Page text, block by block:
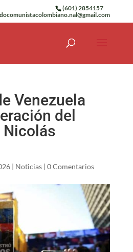
(601) 2854157
Venezuela
del
| Noticias| 0 Comentarios